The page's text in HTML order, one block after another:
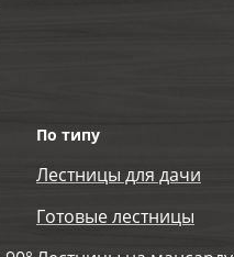
По типу
Лестницы для дачи
Готовые лестницы